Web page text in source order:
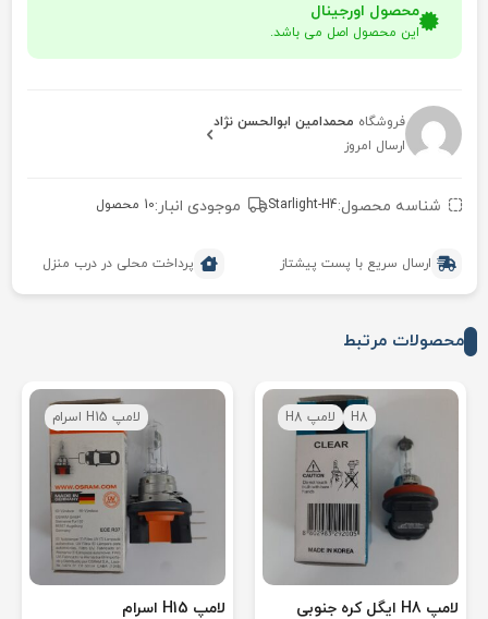
محصول اورجینال
این محصول اصل می باشد.
فروشگاه محمدامین ابوالحسن نژاد
ارسال امروز
شناسه محصول:Starlight-H4 موجودی انبار:10 محصول
ارسال سریع با پست پیشتاز پرداخت محلی در درب منزل
محصولات مرتبط
H8 لامپ H8
لامپ H8 ایگل کره جنوبی
لامپ H15 اسرام
لامپ H15 اسرام